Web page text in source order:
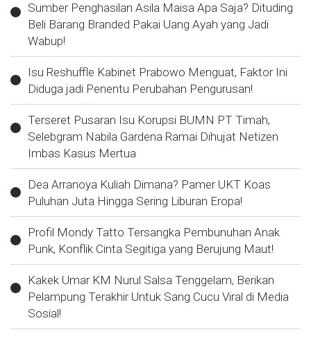
Sumber Penghasilan Asila Maisa Apa Saja? Dituding
Beli Barang Branded Pakai Uang Ayah yang Jadi
Wabup!
Isu Reshuffle Kabinet Prabowo Menguat, Faktor Ini
Diduga jadi Penentu Perubahan Pengurusan!
Terseret Pusaran Isu Korupsi BUMN PT Timah,
Selebgram Nabila Gardena Ramai Dihujat Netizen
Imbas Kasus Mertua
Dea Arranoya Kuliah Dimana? Pamer UKT Koas
Puluhan Juta Hingga Sering Liburan Eropa!
Profil Mondy Tatto Tersangka Pembunuhan Anak
Punk, Konflik Cinta Segitiga yang Berujung Maut!
Kakek Umar KM Nurul Salsa Tenggelam, Berikan
Pelampung Terakhir Untuk Sang Cucu Viral di Media
Sosial!